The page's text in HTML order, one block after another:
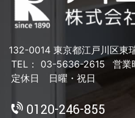
132-0014 東京都江戸川区東
TEL： 03-5636-2615
営業
定休日 日曜・祝日
0120-246-855